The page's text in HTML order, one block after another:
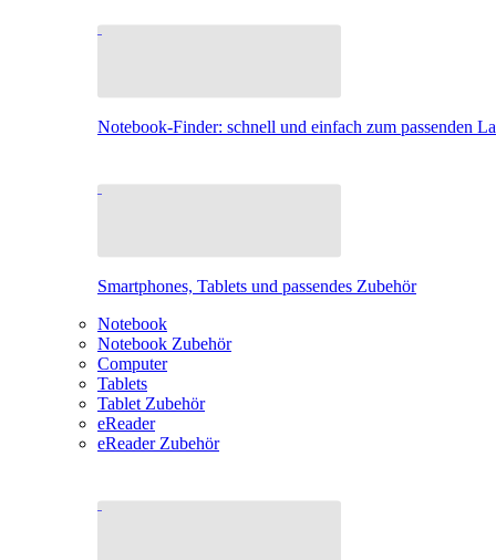
Notebook-Finder: schnell und einfach zum passenden
Smartphones, Tablets und passendes Zubehör
Notebook
Notebook Zubehör
Computer
Tablets
Tablet Zubehör
eReader
eReader Zubehör